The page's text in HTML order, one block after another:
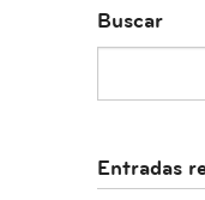
Buscar
Entradas